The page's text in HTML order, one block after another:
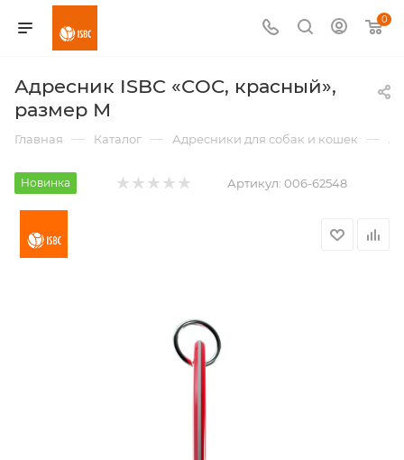
0
Адресник ISBC «СОС, красный»,
размер М
Главная — Каталог — Адресники для собак и кошек —
Новинка Артикул: 006-62548